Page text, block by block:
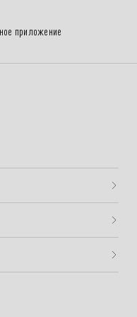
приложение